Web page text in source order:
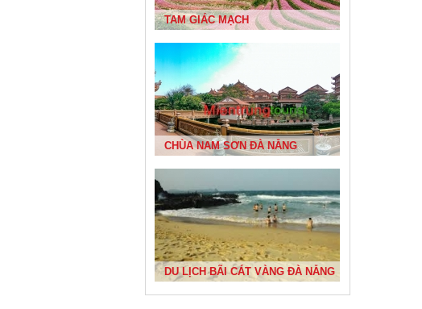
TAM GIÁC MẠCH
CHÙA NAM SƠN ĐÀ NẴNG
DU LỊCH BÃI CÁT VÀNG ĐÀ NẴNG
DU XUÂN 1